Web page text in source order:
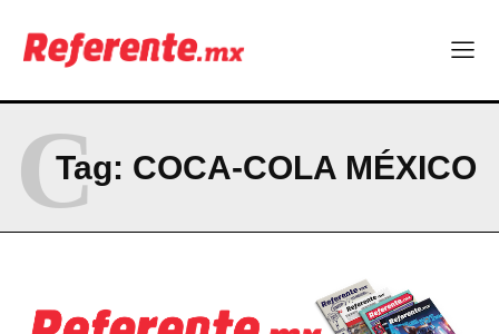
Tag: COCA-COLA MÉXICO
C